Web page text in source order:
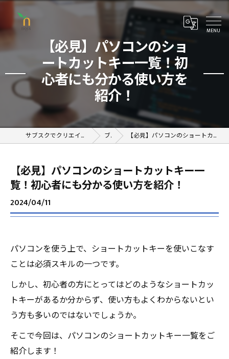
【必見】パソコンのショ
ートカットキー一覧！初
心者にも分かる使い方を
紹介！
サブスクでクリエイティブが学べるオンラインスクール ブログ 【必見】パソコンのショートカットキー一覧！初心者にも分かる使い方を紹介！
【必見】パソコンのショートカットキー一
覧！初心者にも分かる使い方を紹介！
2024/04/11
パソコンを使う上で、ショートカットキーを使いこなす
ことは必須スキルの一つです。
しかし、初心者の方にとってはどのようなショートカッ
トキーがあるか分からず、使い方もよくわからないとい
う方も多いのではないでしょうか。
そこで今回は、パソコンのショートカットキー一覧をご
紹介します！